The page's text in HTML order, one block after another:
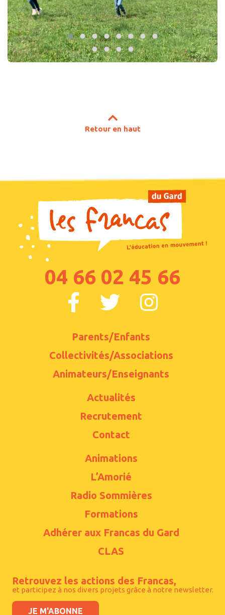
Retour en haut
04 66 02 45 66
Parents/Enfants
Collectivités/Associations
Animateurs/Enseignants
Actualités
Recrutement
Contact
Animations
L’Amorié
Radio Sommières
Formations
Adhérer aux Francas du Gard
CLAS
Retrouvez les actions des Francas,
et participez à nos divers projets grâce à notre newsletter.
JE M'ABONNE